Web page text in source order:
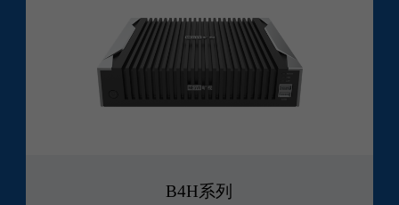
B4H系列